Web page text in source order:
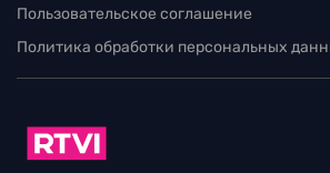
Пользовательское соглашение
Политика обработки персональных